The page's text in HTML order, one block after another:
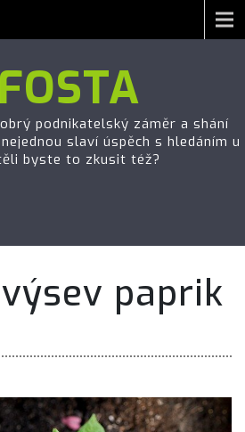
podnikatelský záměr a shání
slaví úspěch s hledáním u
byste to zkusit též?
paprik